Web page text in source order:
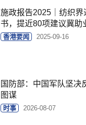
施政报告2025｜纺织界
书，提近80项建议冀助
香港要闻 2025-09-16
国防部：中国军队坚决
图谋
时事 2026-08-07